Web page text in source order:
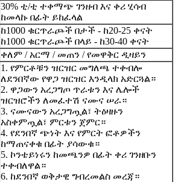
30% ቲ/ቲ ተቀማጭ ገንዘብ እና ቀሪ ሂሳብ
ከመላኩ በፊት ይከፈላል
ከ1000 ቁርጥራጮች በታች - ከ20-25 ቀናት
ከ1000 ቁርጥራጮች በላይ - ከ30-40 ቀናት
ቀለም / አርማ / መጠን / የመዋቅር ዲዛይን
1. የምርቶቹን ዝርዝር መግለጫ ተቀብሎ
ለደንበኛው የዋጋ ዝርዝር እንዲላክ አድርጓል።
2. ዋጋውን አረጋግጦ ጥራቱን እና ሌሎች
ዝርዝሮችን ለመፈተሽ ናሙና ሠራ።
3. ናሙናውን አረጋግጧል፣ ትዕዛዙን
አስቀምጧል፣ ምርቱን ጀምር።
4. የደንበኛ ጭነት እና የምርት ፎቶዎችን
ከማጠናቀቁ በፊት ያሳውቁ።
5. ኮንቴይነሩን ከመጫንዎ በፊት ቀሪ ገንዘቡን
ተቀብለዋል።
6. ከደንበኛ ወቅታዊ ግብረመልስ መረጃ።